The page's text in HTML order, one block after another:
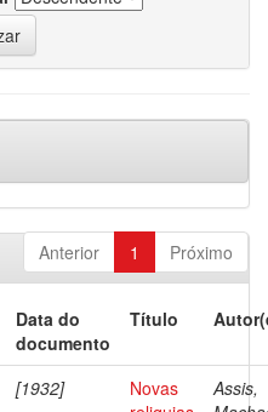
Anterior 1 Próximo
Data do
documento
Título
[1932]
Novas
Assis,